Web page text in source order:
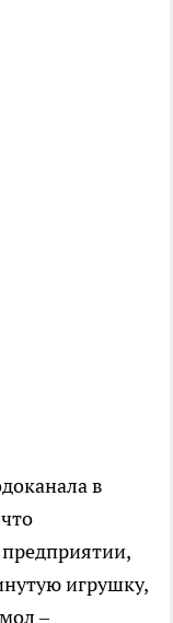
в
игрушку,
–